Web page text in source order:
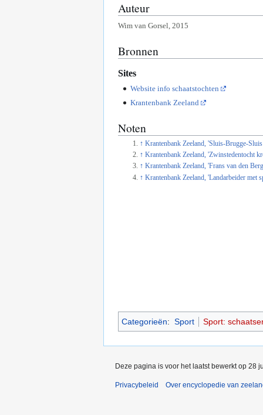
Auteur
Wim van Gorsel, 2015
Bronnen
Sites
Website info schaatstochten
Krantenbank Zeeland
Noten
↑ Krantenbank Zeeland, 'Sluis-Brugge-
↑ Krantenbank Zeeland, 'Zwinstedentocht
↑ Krantenbank Zeeland, 'Frans van den
↑ Krantenbank Zeeland, 'Landarbeider met
Categorieën: Sport Sport:
Deze pagina is voor het laatst bewerkt op 28
Privacybeleid Over encyclopedie van